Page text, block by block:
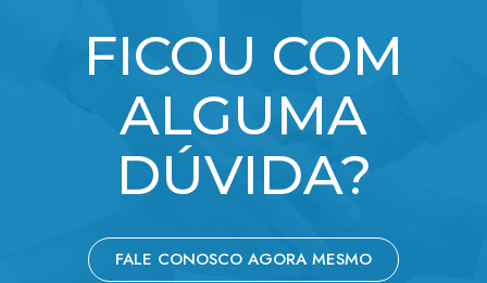
FICOU COM
ALGUMA
DÚVIDA?
FALE CONOSCO AGORA MESMO